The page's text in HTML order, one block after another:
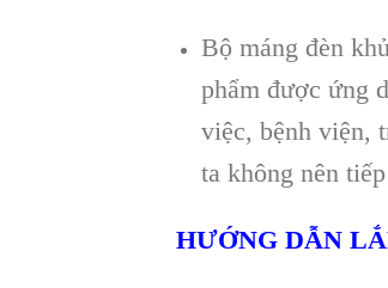
Bộ máng đèn
phẩm được ứng
việc, bệnh viện,
ta không nên
HƯỚNG DẪN